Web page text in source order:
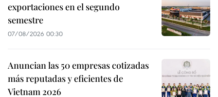
exportaciones en el segundo
semestre
07/08/2026 00:30
Anuncian las 50 empresas cotizadas
más reputadas y eficientes de
Vietnam 2026